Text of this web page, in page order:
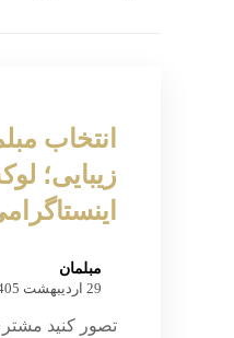
انتخاب
زیبایی؛
مبلمان
29 اردیبهشت 1405
تصور کنید